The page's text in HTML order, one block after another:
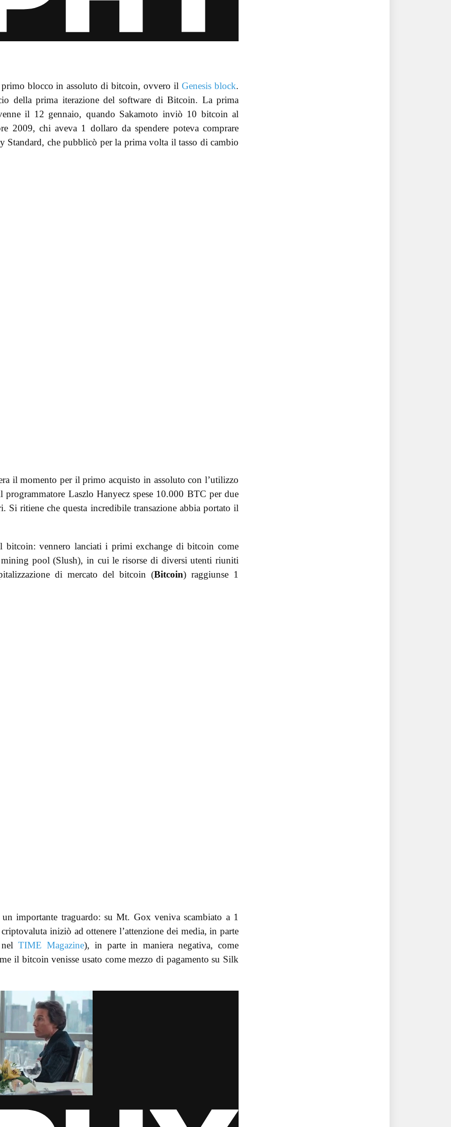
blocco in assoluto di bitcoin, ovvero ilGenesis block.
della prima iterazione del software di Bitcoin. La prima
il 12 gennaio, quando Sakamoto inviò 10 bitcoin al
2009, chi aveva 1 dollaro da spendere poteva comprare
che pubblicò per la prima volta il tasso di cambio
il momento per il primo acquisto in assoluto con l’utilizzo
Laszlo Hanyecz spese 10.000 BTC per due
Si ritiene che questa incredibile transazione abbia portato il
vennero lanciati i primi exchange di bitcoin come
pool (Slush), in cui le risorse di diversi utenti riuniti
di mercato del bitcoin (Bitcoin) raggiunse 1
importante traguardo: su Mt. Gox veniva scambiato a 1
iniziò ad ottenere l’attenzione dei media, in parte
nelTIME Magazine), in parte in maniera negativa, come
il bitcoin venisse usato come mezzo di pagamento su Silk